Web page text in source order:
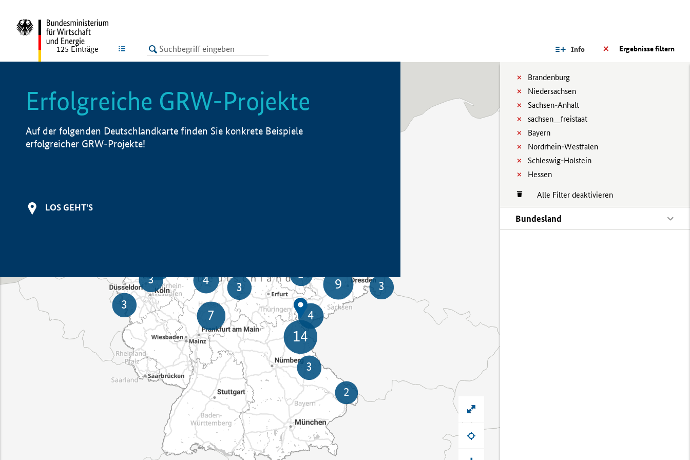
LISTE Ergebnisse filtern
Info
Brandenburg
Niedersachsen
Sachsen-Anhalt
sachsen__freistaat
Bayern
Nordrhein-Westfalen
Schleswig-Holstein
Hessen
Alle Filter deaktivieren
Bundesland
125 Einträge
Erfolgreiche GRW-Projekte
Auf der folgenden Deutschlandkarte finden Sie konkrete Beispiele
erfolgreicher GRW-Projekte!
LOS GEHT'S